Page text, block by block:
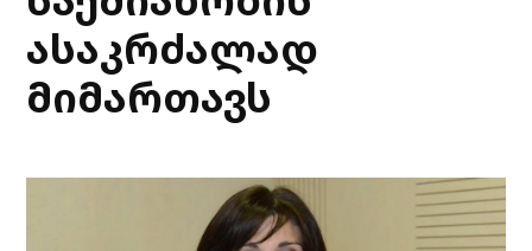
ასაკრძალად
მიმართავს